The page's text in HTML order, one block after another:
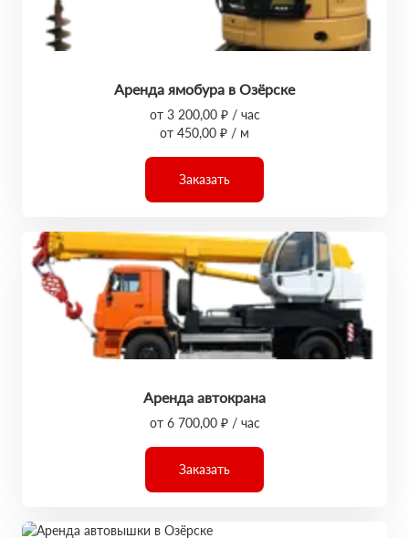
Аренда ямобура в Озёрске
от 3 200,00 ₽ / час
от 450,00 ₽ / м
Заказать
Аренда автокрана
от 6 700,00 ₽ / час
Заказать